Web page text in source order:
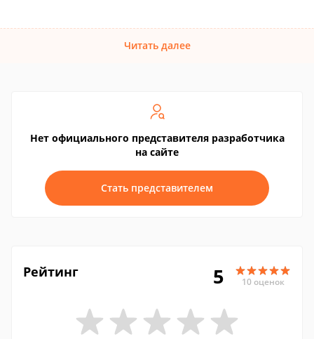
Читать далее
Нет официального представителя разработчика
на сайте
Стать представителем
Рейтинг 5 10 оценок